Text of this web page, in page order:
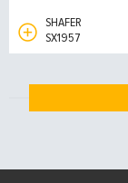
SHAFER
SX1957